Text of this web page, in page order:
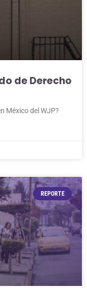
de Derecho
México del WJP?
REPORTE